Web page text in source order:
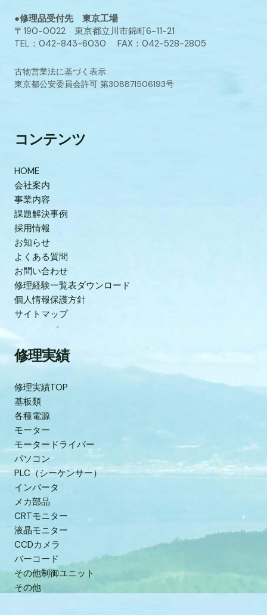
●修理品受付先 東京工場
〒190-0022 東京都立川市錦町6-11-21
TEL：042-843-6030 FAX：042-528-2805
古物営業法に基づく表示
東京都公安委員会許可 第308871506193号
コンテンツ
HOME
会社案内
事業内容
課題解決事例
採用情報
お知らせ
よくある質問
お問い合わせ
修理経験一覧表ダウンロード
個人情報保護方針
サイトマップ
修理実績
修理実績TOP
基板類
各種電源
モーター
モータードライバー
パソコン
PLC（シーケンサー）
インバータ
メカ部品
CRTモニター
液晶モニター
CCDカメラ
バーコード
その他制御ユニット
その他